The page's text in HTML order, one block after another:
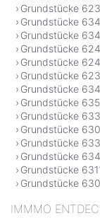
Grundstücke
Grundstücke
Grundstücke
Grundstücke
Grundstücke
Grundstücke
Grundstücke
Grundstücke
Grundstücke
Grundstücke
Grundstücke
Grundstücke
Grundstücke
Grundstücke
IMMMO